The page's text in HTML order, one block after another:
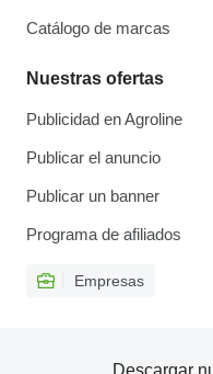
Catálogo de marcas
Nuestras ofertas
Publicidad en Agroline
Publicar el anuncio
Publicar un banner
Programa de afiliados
Empresas
Descargar